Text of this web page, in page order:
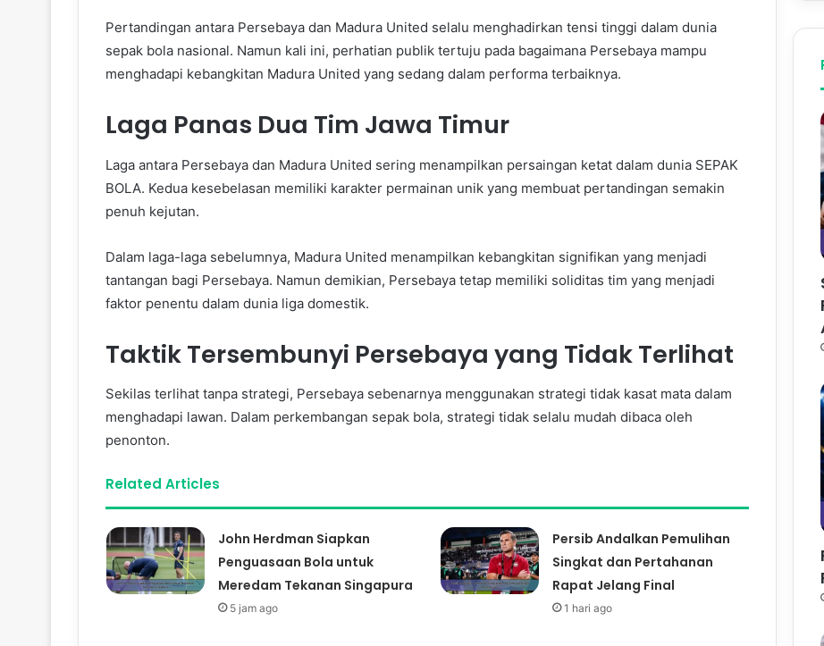
Pertandingan antara Persebaya dan Madura United selalu menghadirkan tensi tinggi dalam dunia
sepak bola nasional. Namun kali ini, perhatian publik tertuju pada bagaimana Persebaya mampu
menghadapi kebangkitan Madura United yang sedang dalam performa terbaiknya.
Laga Panas Dua Tim Jawa Timur
Laga antara Persebaya dan Madura United sering menampilkan persaingan ketat dalam dunia SEPAK
BOLA. Kedua kesebelasan memiliki karakter permainan unik yang membuat pertandingan semakin
penuh kejutan.
Dalam laga-laga sebelumnya, Madura United menampilkan kebangkitan signifikan yang menjadi
tantangan bagi Persebaya. Namun demikian, Persebaya tetap memiliki soliditas tim yang menjadi
faktor penentu dalam dunia liga domestik.
Taktik Tersembunyi Persebaya yang Tidak Terlihat
Sekilas terlihat tanpa strategi, Persebaya sebenarnya menggunakan strategi tidak kasat mata dalam
menghadapi lawan. Dalam perkembangan sepak bola, strategi tidak selalu mudah dibaca oleh
penonton.
Related Articles
John Herdman Siapkan
Penguasaan Bola untuk
Meredam Tekanan Singapura
5 jam ago
Persib Andalkan Pemulihan
Singkat dan Pertahanan
Rapat Jelang Final
1 hari ago